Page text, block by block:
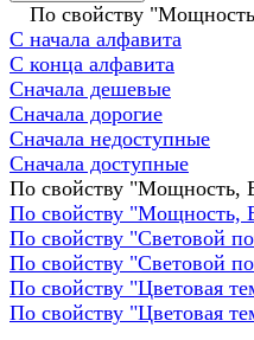
По свойству
С начала алфавита
С конца алфавита
Сначала дешевые
Сначала дорогие
Сначала недоступные
Сначала доступные
По свойству "Мощность,
По свойству "Мощность,
По свойству "Световой
По свойству "Световой
По свойству "Цветовая
По свойству "Цветовая